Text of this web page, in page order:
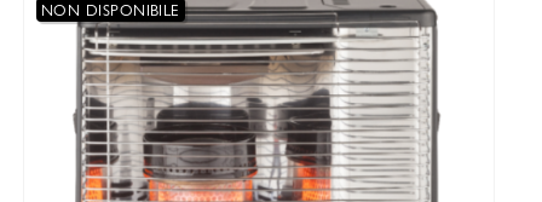
NON DISPONIBILE